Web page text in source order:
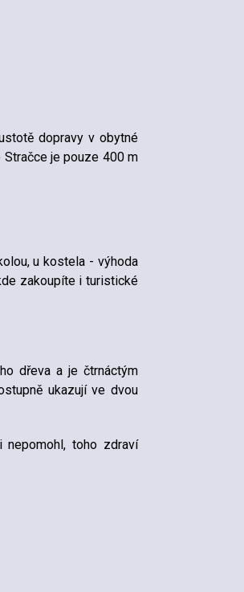
dopravy v obytné
je pouze 400 m
u kostela - výhoda
zakoupíte i turistické
dřeva a je čtrnáctým
ukazují ve dvou
nepomohl, toho zdraví